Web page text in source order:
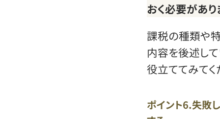
おく必要があり
課税の種類や
内容を後述し
役立ててみてく
ポイント6.失敗